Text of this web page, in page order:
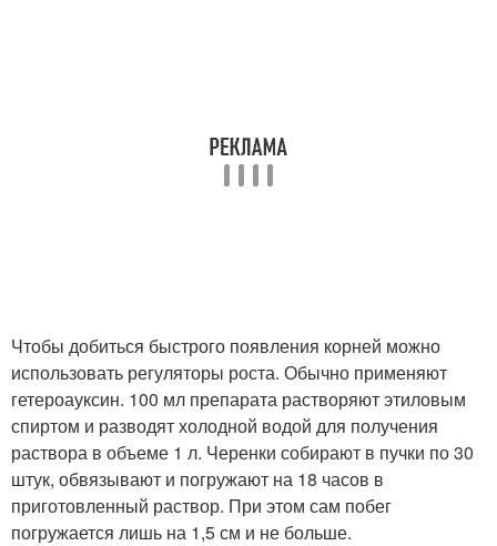
Чтобы добиться быстрого появления корней можно
использовать регуляторы роста. Обычно применяют
гетероауксин. 100 мл препарата растворяют этиловым
спиртом и разводят холодной водой для получения
раствора в объеме 1 л. Черенки собирают в пучки по 30
штук, обвязывают и погружают на 18 часов в
приготовленный раствор. При этом сам побег
погружается лишь на 1,5 см и не больше.